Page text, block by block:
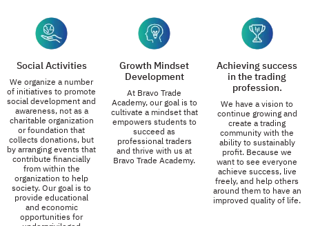
Social Activities
We organize a number
of initiatives to promote
social development and
awareness, not as a
charitable organization
or foundation that
collects donations, but
by arranging events that
contribute financially
from within the
organization to help
society. Our goal is to
provide educational
and economic
opportunities for
Growth Mindset
Development
At Bravo Trade
Academy, our goal is to
cultivate a mindset that
empowers students to
succeed as
professional traders
and thrive with us at
Bravo Trade Academy.
Achieving success
in the trading
profession.
We have a vision to
continue growing and
create a trading
community with the
ability to sustainably
profit. Because we
want to see everyone
achieve success, live
freely, and help others
around them to have an
improved quality of life.